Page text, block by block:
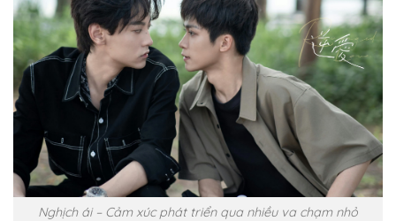
Nghịch ái – Cảm xúc phát triển qua nhiều va chạm nhỏ